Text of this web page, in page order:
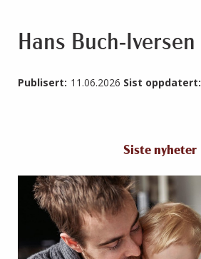
Hans Buch-Iversen
Publisert: 11.06.2026 Sist oppdatert:
Siste nyheter